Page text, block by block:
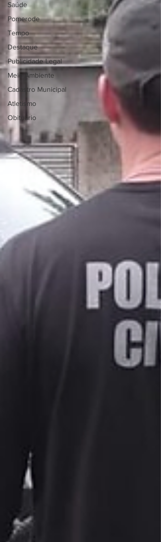
Saúde
Pomerode
Tempo
Destaque
Publicidade Legal
Meio Ambiente
Cadastro Municipal
Atletismo
Obituário